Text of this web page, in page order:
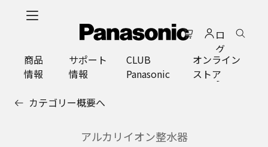
ロ
グ
イ
ン
商品
情報
サポート
情報
CLUB
Panasonic
オンライン
ストア
カテゴリー概要へ
アルカリイオン整水器